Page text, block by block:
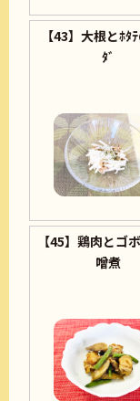
【43】大根とﾎﾀ
ﾀﾞ
【45】鶏肉とゴ
噌煮